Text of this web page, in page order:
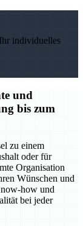
individuelles
und
bis zum
zu einem
oder für
Organisation
Wünschen und
how und
bei jeder